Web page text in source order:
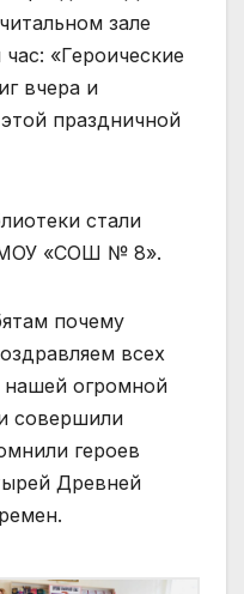
зале
«Героические
вчера и
праздничной
стали
МОУ «СОШ № 8».
почему
всех
нашей огромной
совершили
героев
Древней